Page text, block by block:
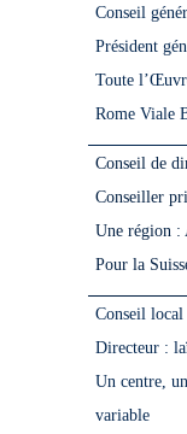
Conseil
Président
Toute
Rome Viale
Conseil de
Conseiller
Une région :
Pour la
Conseil local
Directeur :
Un centre,
variable